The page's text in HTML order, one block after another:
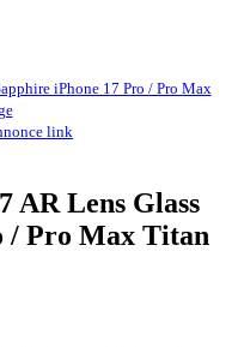
iPhone 17 Pro / Pro Max
link
AR Lens Glass
/ Pro Max Titan